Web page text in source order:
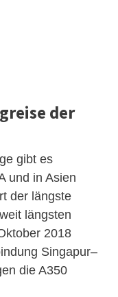
der
gibt es
und in Asien
der längste
längsten
2018
Singapur–
die A350